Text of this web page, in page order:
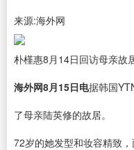
来源:海外网
朴槿惠8月14日回访母亲故
海外网8月15日电据韩国
了母亲陆英修的故居。
72岁的她发型和妆容精致